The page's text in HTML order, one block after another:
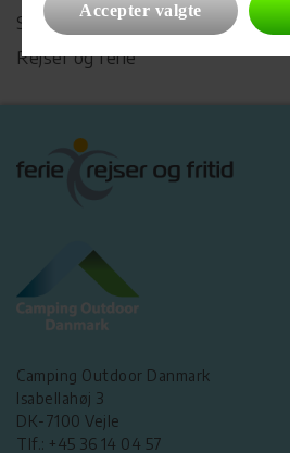
Søg Autocamper
Rejser og ferie
Camping Outdoor Danmark
Isabellahøj 3
DK-7100 Vejle
Tlf.: +45 36 14 04 57
Accepter valgte